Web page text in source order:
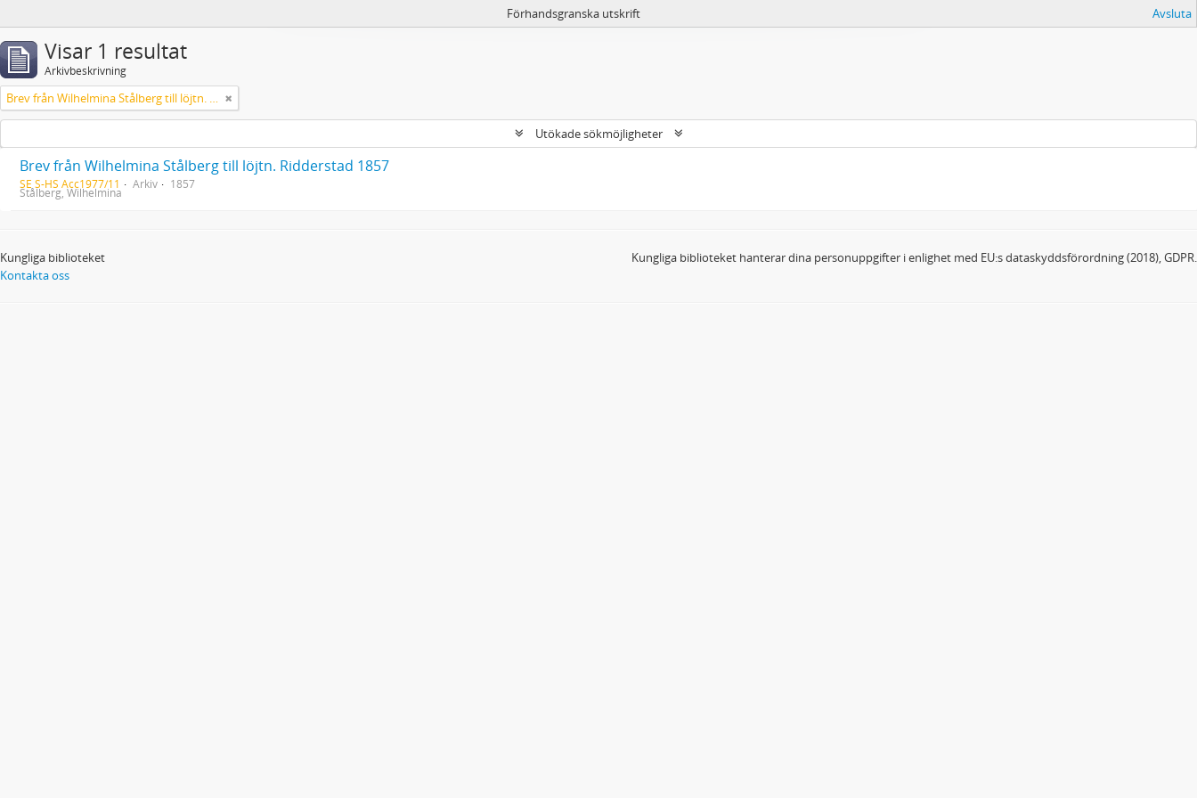
Förhandsgranska utskrift Avsluta
Visar 1 resultat
Arkivbeskrivning
Brev från Wilhelmina Stålberg till löjtn. Ridderstad 1857
Utökade sökmöjligheter
Brev från Wilhelmina Stålberg till löjtn. Ridderstad 1857
SE S-HS Acc1977/11 Arkiv 1857
Stålberg, Wilhelmina
Kungliga biblioteket
Kontakta oss
Kungliga biblioteket hanterar dina personuppgifter i enlighet med EU:s dataskyddsförordning (2018), GDPR.